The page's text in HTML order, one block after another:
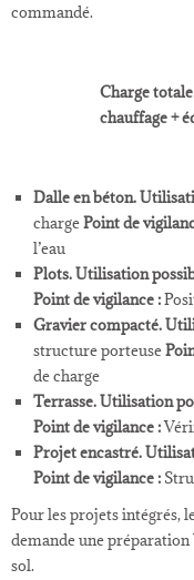
commandé.
Charge
chauffage +
Dalle en béton.
chargePoint de
l’eau
Plots.Utilisation
Point de vigilance :
Gravier compacté.
structure porteuse
de charge
Terrasse.Utilisation
Point de vigilance :
Projet encastré.
Point de vigilance :
Pour les projets intégrés,
demande une
sol.